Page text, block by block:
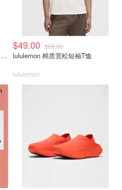
lululemon Restfeel Woven 编织一字拖
$49.00 $68.00
lululemon 棉质宽松短袖T恤
lululemon